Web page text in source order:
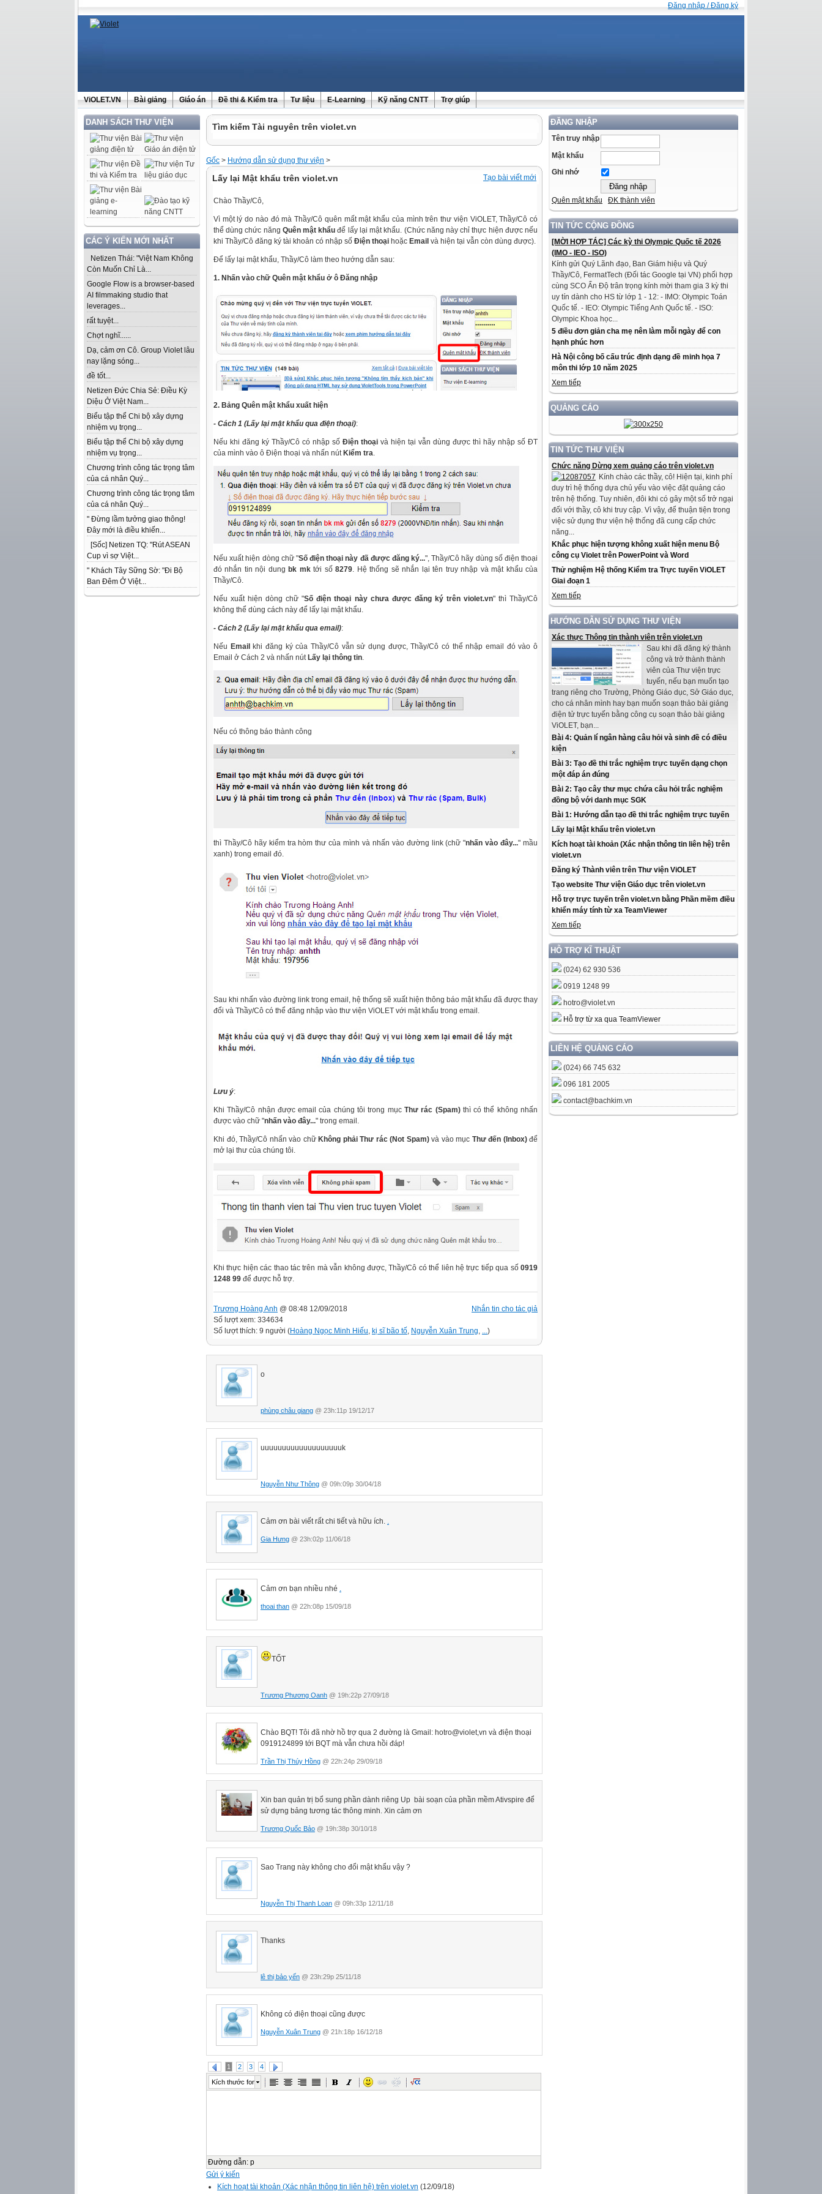
Đăng nhập / Đăng ký
ViOLET.VN Bài giảng Giáo án Đề thi & Kiểm tra Tư liệu E-Learning Kỹ năng CNTT Trợ giúp
DANH SÁCH THƯ VIỆN
CÁC Ý KIẾN MỚI NHẤT
Netizen Thái: "Việt Nam Không
Còn Muốn Chỉ Là...
Google Flow is a browser-based
AI filmmaking studio that
leverages...
rất tuyệt...
Chợt nghĩ......
Dạ, cảm ơn Cô. Group Violet lâu
nay lặng sóng...
đề tốt...
Netizen Đức Chia Sẻ: Điều Kỳ
Diệu Ở Việt Nam...
Biểu tập thể Chi bộ xây dựng
nhiệm vụ trọng...
Biểu tập thể Chi bộ xây dựng
nhiệm vụ trọng...
Chương trình công tác trọng tâm
của cá nhân Quý...
Chương trình công tác trọng tâm
của cá nhân Quý...
" Đừng lầm tưởng giao thông!
Đây mới là điều khiến...
[Sốc] Netizen TQ: "Rút ASEAN
Cup vì sợ Việt...
" Khách Tây Sững Sờ: "Đi Bộ
Ban Đêm Ở Việt...
ĐĂNG NHẬP
Tên truy nhập
Mật khẩu
Ghi nhớ
Quên mật khẩu ĐK thành viên
TIN TỨC CỘNG ĐỒNG
[MỜI HỢP TÁC] Các kỳ thi Olympic Quốc tế 2026
(IMO - IEO - ISO)
Kính gửi Quý Lãnh đạo, Ban Giám hiệu và Quý
Thầy/Cô, FermatTech (Đối tác Google tại VN) phối hợp
cùng SCO Ấn Độ trân trọng kính mời tham gia 3 kỳ thi
uy tín dành cho HS từ lớp 1 - 12: - IMO: Olympic Toán
Quốc tế. - IEO: Olympic Tiếng Anh Quốc tế. - ISO:
Olympic Khoa học...
5 điều đơn giản cha mẹ nên làm mỗi ngày để con
hạnh phúc hơn
Hà Nội công bố cấu trúc định dạng đề minh họa 7
môn thi lớp 10 năm 2025
Xem tiếp
QUẢNG CÁO
TIN TỨC THƯ VIỆN
Chức năng Dừng xem quảng cáo trên violet.vn
Kính chào các thầy, cô! Hiện tại, kinh phí
duy trì hệ thống dựa chủ yếu vào việc đặt quảng cáo
trên hệ thống. Tuy nhiên, đôi khi có gây một số trở ngại
đối với thầy, cô khi truy cập. Vì vậy, để thuận tiện trong
việc sử dụng thư viện hệ thống đã cung cấp chức
năng...
Khắc phục hiện tượng không xuất hiện menu Bộ
công cụ Violet trên PowerPoint và Word
Thử nghiệm Hệ thống Kiểm tra Trực tuyến ViOLET
Giai đoạn 1
Xem tiếp
HƯỚNG DẪN SỬ DỤNG THƯ VIỆN
Xác thực Thông tin thành viên trên violet.vn
Sau khi đã đăng ký thành
công và trở thành thành
viên của Thư viện trực
tuyến, nếu bạn muốn tạo
trang riêng cho Trường, Phòng Giáo dục, Sở Giáo dục,
cho cá nhân mình hay bạn muốn soạn thảo bài giảng
điện tử trực tuyến bằng công cụ soạn thảo bài giảng
ViOLET, bạn...
Bài 4: Quản lí ngân hàng câu hỏi và sinh đề có điều
kiện
Bài 3: Tạo đề thi trắc nghiệm trực tuyến dạng chọn
một đáp án đúng
Bài 2: Tạo cây thư mục chứa câu hỏi trắc nghiệm
đồng bộ với danh mục SGK
Bài 1: Hướng dẫn tạo đề thi trắc nghiệm trực tuyến
Lấy lại Mật khẩu trên violet.vn
Kích hoạt tài khoản (Xác nhận thông tin liên hệ) trên
violet.vn
Đăng ký Thành viên trên Thư viện ViOLET
Tạo website Thư viện Giáo dục trên violet.vn
Hỗ trợ trực tuyến trên violet.vn bằng Phần mềm điều
khiển máy tính từ xa TeamViewer
Xem tiếp
HỖ TRỢ KĨ THUẬT
(024) 62 930 536
0919 1248 99
hotro@violet.vn
Hỗ trợ từ xa qua TeamViewer
LIÊN HỆ QUẢNG CÁO
(024) 66 745 632
096 181 2005
contact@bachkim.vn
Tìm kiếm Tài nguyên trên violet.vn
Gốc > Hướng dẫn sử dụng thư viện >
Tạo bài viết mới
Lấy lại Mật khẩu trên violet.vn
Chào Thầy/Cô,
Vì một lý do nào đó mà Thầy/Cô quên mất mật khẩu của mình trên thư viện ViOLET, Thầy/Cô có
thể dùng chức năng Quên mật khẩu để lấy lại mật khẩu. (Chức năng này chỉ thực hiện được nếu
khi Thầy/Cô đăng ký tài khoản có nhập số Điện thoại hoặc Email và hiện tại vẫn còn dùng được).
Để lấy lại mật khẩu, Thầy/Cô làm theo hướng dẫn sau:
1. Nhấn vào chữ Quên mật khẩu ở ô Đăng nhập
2. Bảng Quên mật khẩu xuất hiện
- Cách 1 (Lấy lại mật khẩu qua điện thoại):
Nếu khi đăng ký Thầy/Cô có nhập số Điện thoại và hiện tại vẫn dùng được thì hãy nhập số ĐT
của mình vào ô Điện thoại và nhấn nút Kiểm tra.
Nếu xuất hiện dòng chữ "Số điện thoại này đã được đăng ký...", Thầy/Cô hãy dùng số điện thoại
đó nhắn tin nội dung bk mktới số8279. Hệ thống sẽ nhắn lại tên truy nhập và mật khẩu của
Thầy/Cô.
Nếu xuất hiện dòng chữ "Số điện thoại này chưa được đăng ký trên violet.vn" thì Thầy/Cô
không thể dùng cách này để lấy lại mật khẩu.
- Cách 2 (Lấy lại mật khẩu qua email):
Nếu Email
khi đăng ký của Thầy/Cô vẫn sử dụng được, Thầy/Cô có thể nhập email đó vào ô
Email ở Cách 2 và nhấn nút Lấy lại thông tin.
Nếu có thông báo thành công
thì Thầy/Cô hãy kiểm tra hòm thư của mình và nhấn vào đường link (chữ "nhấn vào đây..." mầu
xanh) trong email đó.
Sau khi nhấn vào đường link trong email, hệ thống sẽ xuất hiện thông báo mật khẩu đã được thay
đổi và Thầy/Cô có thể đăng nhập vào thư viện ViOLET với mật khẩu trong email.
Lưu ý:
Khi Thầy/Cô nhận được email của chúng tôi trong mục Thư rác (Spam)thì có thể không nhấn
được vào chữ "nhấn vào đây..." trong email.
Khi đó, Thầy/Cô nhấn vào chữ Không phải Thư rác (Not Spam)và vào mục Thư đến (Inbox)để
mở lại thư của chúng tôi.
Khi thực hiện các thao tác trên mà vẫn không được, Thầy/Cô có thể liên hệ trực tiếp qua số 0919
1248 99 để được hỗ trợ.
Nhắn tin cho tác giả
Trương Hoàng Anh @ 08:48 12/09/2018
Số lượt xem: 334634
Số lượt thích: 9 người (Hoàng Ngọc Minh Hiếu kị sĩ bão tố Nguyễn Xuân Trung )
o
phùng châu giang @ 23h:11p 19/12/17
uuuuuuuuuuuuuuuuuuuk
Nguyễn Như Thông @ 09h:09p 30/04/18
Cảm ơn bài viết rất chi tiết và hữu ích.
Gia Hưng @ 23h:02p 11/06/18
Cảm ơn bạn nhiều nhé
thoai than @ 22h:08p 15/09/18
TỐT
Trương Phương Oanh @ 19h:22p 27/09/18
Chào BQT! Tôi đã nhờ hồ trợ qua 2 đường là Gmail: hotro@violet,vn và điện thoại
0919124899 tới BQT mà vẫn chưa hồi đáp!
Trần Thị Thúy Hồng @ 22h:24p 29/09/18
Xin ban quản trị bổ sung phần dành riêng Up bài soạn của phần mềm Ativspire để
sử dựng bảng tương tác thông minh. Xin cảm ơn
Trương Quốc Bảo @ 19h:38p 30/10/18
Sao Trang này không cho đổi mật khẩu vậy ?
Nguyễn Thị Thanh Loan @ 09h:33p 12/11/18
Thanks
lê thị bảo yến @ 23h:29p 25/11/18
Không có điện thoại cũng được
Nguyễn Xuân Trung @ 21h:18p 16/12/18
1 2 3 4
Kích thước font
Đường dẫn: p
Gửi ý kiến
Kích hoạt tài khoản (Xác nhận thông tin liên hệ) trên violet.vn (12/09/18)